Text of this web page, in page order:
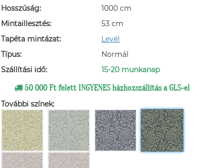
Hosszúság:
1000 cm
Mintaillesztés:
53 cm
Tapéta mintázat:
Levél
Típus:
Normál
Szállítási idő:
15-20 munkanap
50 000 Ft felett INGYENES házhozszállítás a GLS-el
További színek: